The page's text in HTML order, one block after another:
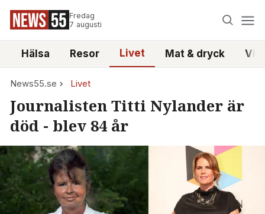
Fredag
7 augusti
Hälsa Resor Livet Mat & dryck
News55.se Livet
Journalisten Titti Nylander är
död - blev 84 år